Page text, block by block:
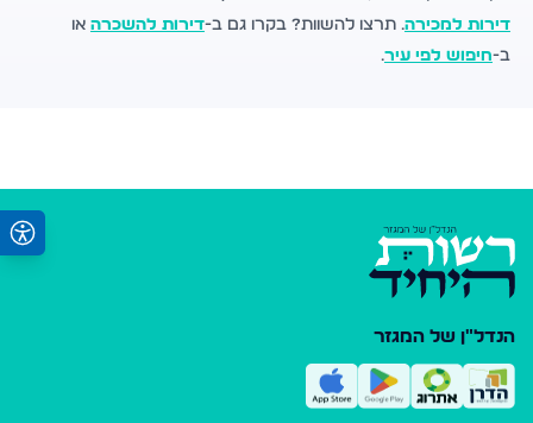
דירות למכירה. תרצו להשוות? בקרו גם ב-דירות להשכרה או
ב-חיפוש לפי עיר.
הנדל"ן של המגזר